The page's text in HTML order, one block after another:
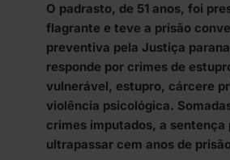
O padrasto, de 51 anos, foi
flagrante e teve a prisão
preventiva pela Justiça
responde por crimes de
vulnerável, estupro, cárcere
violência psicológica.
crimes imputados, a sentença
ultrapassar cem anos de